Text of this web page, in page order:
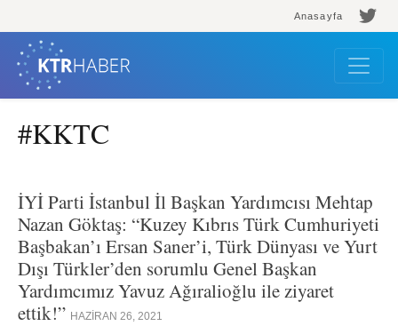
Anasayfa
#KKTC
İYİ Parti İstanbul İl Başkan Yardımcısı Mehtap
Nazan Göktaş: “Kuzey Kıbrıs Türk Cumhuriyeti
Başbakan’ı Ersan Saner’i, Türk Dünyası ve Yurt
Dışı Türkler’den sorumlu Genel Başkan
Yardımcımız Yavuz Ağıralioğlu ile ziyaret
ettik!” HAZIRAN 26, 2021